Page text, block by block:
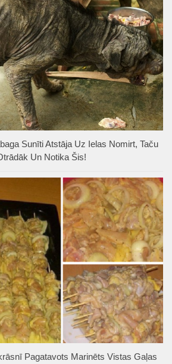
Sunīti Atstāja Uz Ielas Nomirt, Taču
Un Notika Šis!
Pagatavots Marinēts Vistas Gaļas